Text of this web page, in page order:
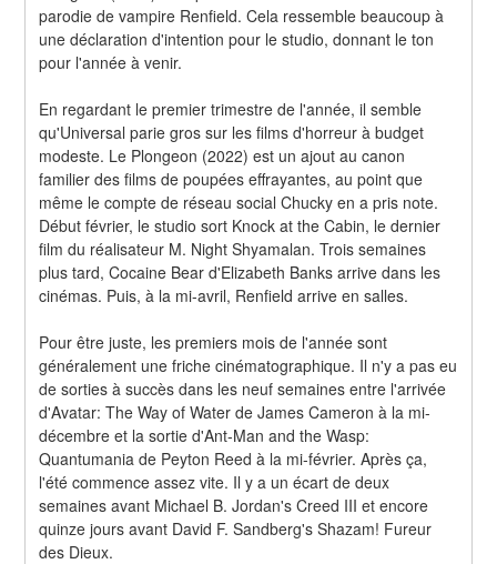
parodie de vampire Renfield. Cela ressemble beaucoup à
une déclaration d'intention pour le studio, donnant le ton
pour l'année à venir.
En regardant le premier trimestre de l'année, il semble
qu'Universal parie gros sur les films d'horreur à budget
modeste. Le Plongeon (2022) est un ajout au canon
familier des films de poupées effrayantes, au point que
même le compte de réseau social Chucky en a pris note.
Début février, le studio sort Knock at the Cabin, le dernier
film du réalisateur M. Night Shyamalan. Trois semaines
plus tard, Cocaine Bear d'Elizabeth Banks arrive dans les
cinémas. Puis, à la mi-avril, Renfield arrive en salles.
Pour être juste, les premiers mois de l'année sont
généralement une friche cinématographique. Il n'y a pas eu
de sorties à succès dans les neuf semaines entre l'arrivée
d'Avatar: The Way of Water de James Cameron à la mi-
décembre et la sortie d'Ant-Man and the Wasp:
Quantumania de Peyton Reed à la mi-février. Après ça,
l'été commence assez vite. Il y a un écart de deux
semaines avant Michael B. Jordan's Creed III et encore
quinze jours avant David F. Sandberg's Shazam! Fureur
des Dieux.